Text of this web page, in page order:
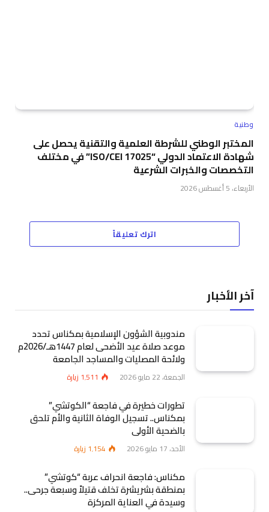
وطنية
المختبر الوطني للشرطة العلمية والتقنية يحصل على
شهادة الاعتماد الدولي “ISO/CEI 17025” في مختلف
التخصصات والخبرات الشرعية
الأربعاء، 5 أغسطس 2026
اترك تعليقاً
آخر الأخبار
مندوبية الشؤون الإسلامية بمكناس تحدد
موعد صلاة عيد الأضحى لعام 1447هـ/2026م
ولائحة المصليات والمساجد الجامعة
الجمعة، 22 مايو 2026 1٬511 زيارة
تطورات خطيرة في فاجعة “الكوتشي”
بمكناس.. تسجيل الوفاة الثانية والأم تلحق
بالضحية الأولى
الأحد، 17 مايو 2026 1٬154 زيارة
مكناس: فاجعة انحراف عربة “كوتشي”
بمنطقة بشريشرة تخلف قتيلاً وسبعة جرحى..
وسيدة في العناية المركزة